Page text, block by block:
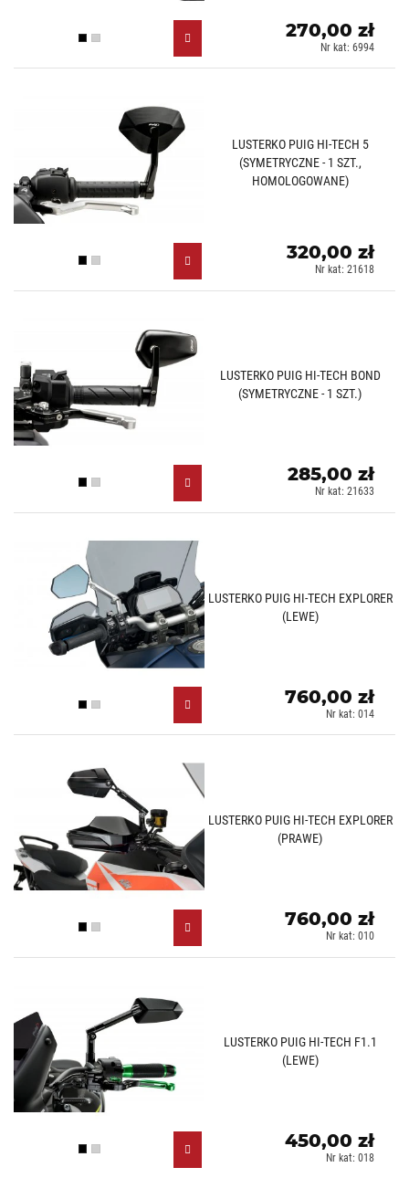
Czarny (N)
Aluminiowy (D)
270,00 zł
Nr kat: 6994
LUSTERKO PUIG HI-TECH 5
(SYMETRYCZNE - 1 SZT.,
HOMOLOGOWANE)
Czarny (N)
Aluminiowy (D)
320,00 zł
Nr kat: 21618
LUSTERKO PUIG HI-TECH BOND
(SYMETRYCZNE - 1 SZT.)
Czarny (N)
Aluminiowy (D)
285,00 zł
Nr kat: 21633
LUSTERKO PUIG HI-TECH EXPLORER
(LEWE)
Czarny (N)
Aluminiowy (D)
760,00 zł
Nr kat: 014
LUSTERKO PUIG HI-TECH EXPLORER
(PRAWE)
Czarny (N)
Aluminiowy (D)
760,00 zł
Nr kat: 010
LUSTERKO PUIG HI-TECH F1.1
(LEWE)
Czarny (N)
Aluminiowy (D)
450,00 zł
Nr kat: 018